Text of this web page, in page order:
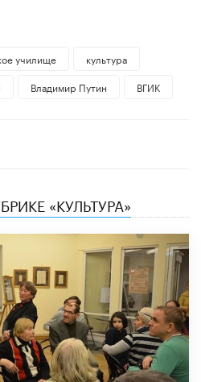
училище
культура
Владимир Путин ВГИК
«КУЛЬТУРА»